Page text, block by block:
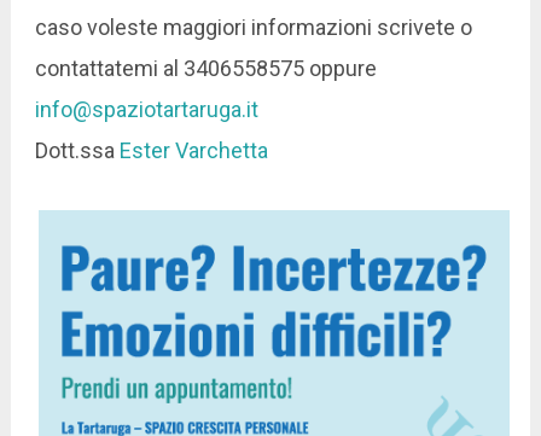
caso voleste maggiori informazioni scrivete o
contattatemi al 3406558575 oppure
info@spaziotartaruga.it
Dott.ssa Ester Varchetta